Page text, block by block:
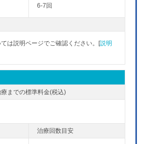
6-7回
は説明ページでご確認ください。[説明